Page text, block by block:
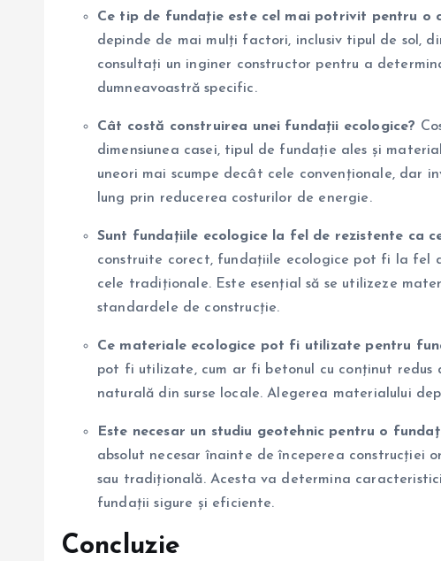
Ce tip de fundație este cel mai potrivit pentru o
depinde de mai mulți factori, inclusiv tipul de sol,
consultați un inginer constructor pentru a
dumneavoastră specific.
Cât costă construirea unei fundații ecologice?
dimensiunea casei, tipul de fundație ales și
uneori mai scumpe decât cele convenționale, dar
lung prin reducerea costurilor de energie.
Sunt fundațiile ecologice la fel de rezistente ca
construite corect, fundațiile ecologice pot fi la fel
cele tradiționale. Este esențial să se utilizeze
standardele de construcție.
Ce materiale ecologice pot fi utilizate pentru
pot fi utilizate, cum ar fi betonul cu conținut
naturală din surse locale. Alegerea materialului
Este necesar un studiu geotehnic pentru o
absolut necesar înainte de începerea construcției
sau tradițională. Acesta va determina
fundații sigure și eficiente.
Concluzie